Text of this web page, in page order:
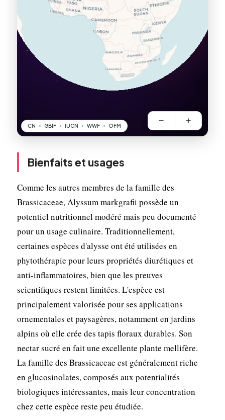
Bienfaits et usages
Comme les autres membres de la famille des
Brassicaceae, Alyssum markgrafii possède un
potentiel nutritionnel modéré mais peu documenté
pour un usage culinaire. Traditionnellement,
certaines espèces d'alysse ont été utilisées en
phytothérapie pour leurs propriétés diurétiques et
anti-inflammatoires, bien que les preuves
scientifiques restent limitées. L'espèce est
principalement valorisée pour ses applications
ornementales et paysagères, notamment en jardins
alpins où elle crée des tapis floraux durables. Son
nectar sucré en fait une excellente plante mellifère.
La famille des Brassicaceae est généralement riche
en glucosinolates, composés aux potentialités
biologiques intéressantes, mais leur concentration
chez cette espèce reste peu étudiée.